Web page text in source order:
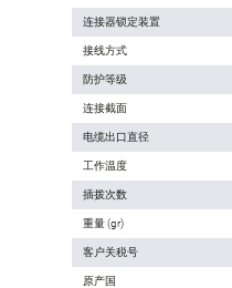
连接器锁定装置
接线方式
防护等级
连接截面
电缆出口直径
工作温度
插拨次数
重量 (gr)
客户关税号
原产国